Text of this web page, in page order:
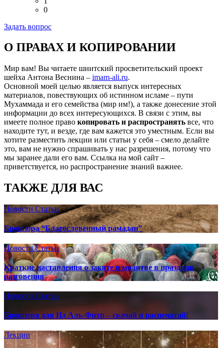
0
Задать вопрос
О ПРАВАХ И КОПИРОВАНИИ
Мир вам! Вы читаете шиитский просветительский проект
шейха Антона Веснина – imam-ali.ru.
Основной моей целью является выпуск интересных
материалов, повествующих об истинном исламе – пути
Мухаммада и его семейства (мир им!), а также донесение этой
информации до всех интересующихся. В связи с этим, вы
имеете полное право копировать и распространять все, что
находите тут, и везде, где вам кажется это уместным. Если вы
хотите разместить лекции или статьи у себя – смело делайте
это, вам не нужно спрашивать у нас разрешения, потому что
мы заранее дали его вам. Ссылка на мой сайт –
приветствуется, но распространение знаний важнее.
ТАКЖЕ ДЛЯ ВАС
НовостиСтатьи
Брошюра “Благословенный рамадан”
НовостиСтатьи
Краткие наставления о закяте и молитве в праздник
разговения
Новости Статьи
Брошюра для Ид Аль-Фитр – скачай и распечатай!
Лекции